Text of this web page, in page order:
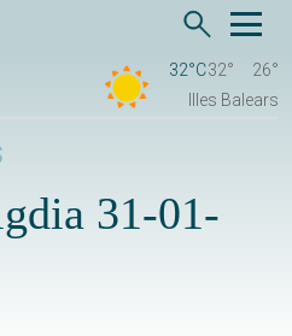
32°C32°
26°
Illes Balears
31-01-